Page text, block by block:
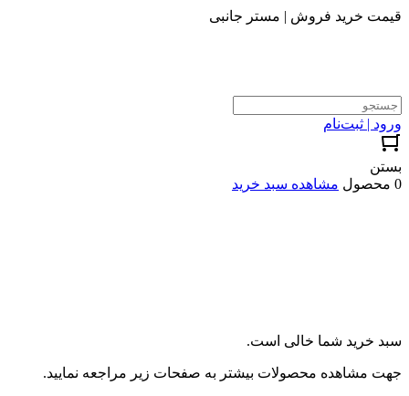
قیمت خرید فروش | مستر جانبی
ورود | ثبت‌نام
بستن
0 محصول
مشاهده سبد خرید
سبد خرید شما خالی است.
جهت مشاهده محصولات بیشتر به صفحات زیر مراجعه نمایید.